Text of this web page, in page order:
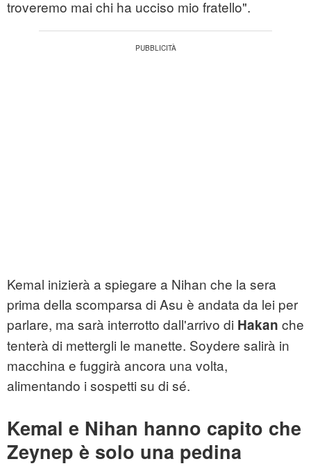
troveremo mai chi ha ucciso mio fratello".
Kemal inizierà a spiegare a Nihan che la sera
prima della scomparsa di Asu è andata da lei per
parlare, ma sarà interrotto dall'arrivo di Hakan che
tenterà di mettergli le manette. Soydere salirà in
macchina e fuggirà ancora una volta,
alimentando i sospetti su di sé.
Kemal e Nihan hanno capito che
Zeynep è solo una pedina